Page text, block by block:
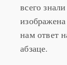
всего
нам ответ
абзаце.